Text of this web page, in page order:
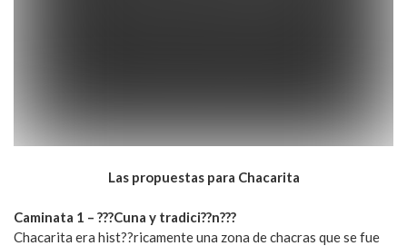
Las propuestas para Chacarita
Caminata 1 – ???Cuna y tradici??n???
Chacarita era hist??ricamente una zona de chacras que se fue